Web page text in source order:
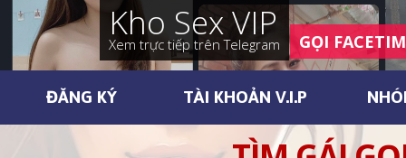
Kho Sex VIP
Xem trực tiếp trên Telegram GỌI
ĐĂNG KÝ TÀI KHOẢN V.I.P